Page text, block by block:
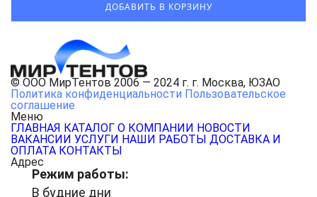
© ООО МирТентов 2006 — 2024 г. г. Москва, ЮЗАО
Политика конфиденциальности Пользовательское
соглашение
Меню
ГЛАВНАЯ КАТАЛОГ О КОМПАНИИ НОВОСТИ
ВАКАНСИИ УСЛУГИ НАШИ РАБОТЫ ДОСТАВКА И
ОПЛАТА КОНТАКТЫ
Адрес
Режим работы:
В будние дни